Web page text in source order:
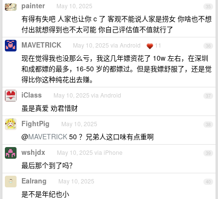
35
painter May 10, 2025
有得有失吧 人家也让你 c 了 客观不能说人家是捞女 你啥也不想
付出就想得到也不太可能 你自己评估值不值就行了
36
MAVETRICK May 10, 2025 via Android 11
现在觉得我也没那么亏，我这几年嫖资花了 10w 左右，在深圳
和成都嫖的最多，16-50 岁的都嫖过。但是我嫖舒服了，还是觉
得比你这种纯花出去赚。
37
iClass May 10, 2025 via Android
虽是真爱 劝君惜财
38
FightPig May 10, 2025
@MAVETRICK 50 ？兄弟人这口味有点重啊
39
wshjdx May 10, 2025 via iPhone
最后那个到了吗？
40
Ealrang May 10, 2025
是不是年纪也小